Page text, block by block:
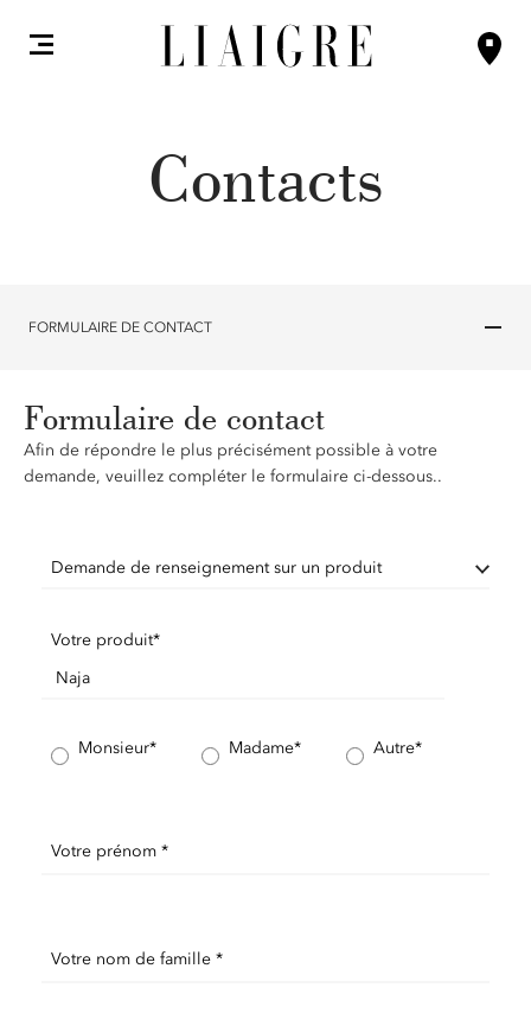
Contacts
FORMULAIRE DE CONTACT
Formulaire de contact
Afin de répondre le plus précisément possible à votre
demande, veuillez compléter le formulaire ci-dessous..
Demande de renseignement sur un produit
Votre produit*
Monsieur* Madame* Autre*
Votre prénom *
Votre nom de famille *